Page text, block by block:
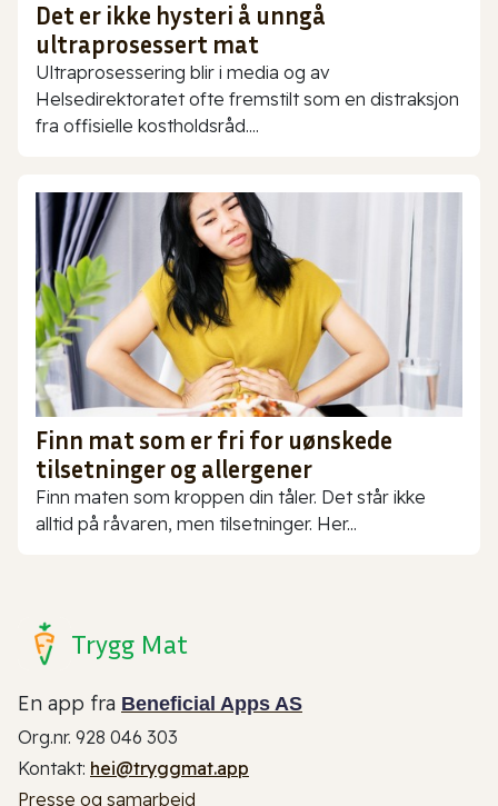
Det er ikke hysteri å unngå
ultraprosessert mat
Ultraprosessering blir i media og av
Helsedirektoratet ofte fremstilt som en distraksjon
fra offisielle kostholdsråd....
Finn mat som er fri for uønskede
tilsetninger og allergener
Finn maten som kroppen din tåler. Det står ikke
alltid på råvaren, men tilsetninger. Her...
Trygg Mat
En app fra Beneficial Apps AS
Org.nr. 928 046 303
Kontakt: hei@tryggmat.app
Presse og samarbeid